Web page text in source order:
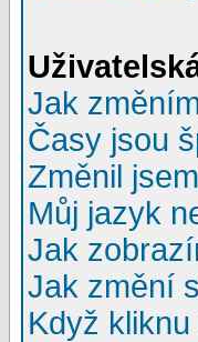
Jak
Časy jsou
Změnil
Můj jazyk
Jak
Jak změní
Když